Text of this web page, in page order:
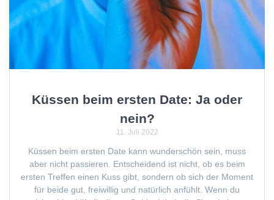
Küssen beim ersten Date: Ja oder
nein?
11. Juli 2022
Küssen beim ersten Date kann wunderschön sein, muss
aber nicht passieren. Entscheidend ist nicht, ob es beim
ersten Treffen einen Kuss gibt, sondern ob sich der Moment
für beide gut, freiwillig und natürlich anfühlt. Wenn du